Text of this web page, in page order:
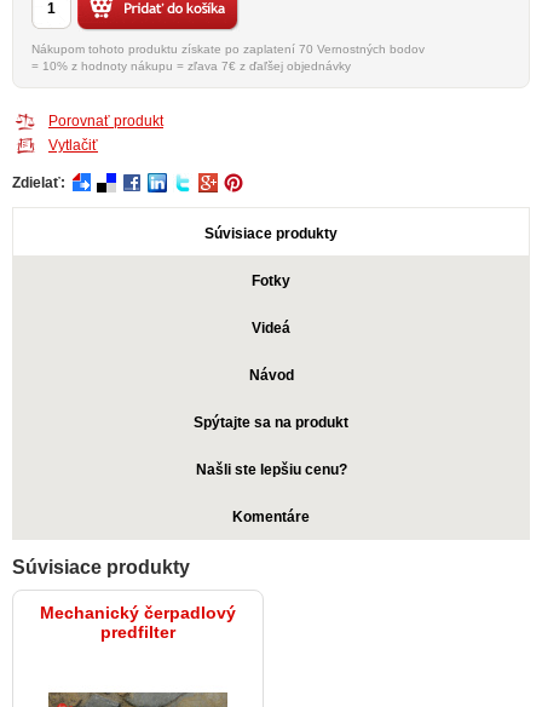
Nákupom tohoto produktu získate po zaplatení 70 Vernostných bodov
= 10% z hodnoty nákupu = zľava 7€ z ďaľšej objednávky
Porovnať produkt
Vytlačiť
Zdielať:
Súvisiace produkty
Fotky
Videá
Návod
Spýtajte sa na produkt
Našli ste lepšiu cenu?
Komentáre
Súvisiace produkty
Mechanický čerpadlový
predfilter